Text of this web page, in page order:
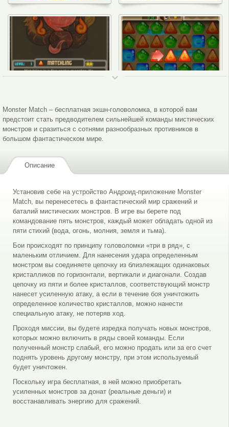
Monster Match – бесплатная экшн-головоломка, в которой вам
предстоит стать предводителем сильнейшей команды мистических
монстров и сразиться с сотнями разнообразных противников в
большом фантастическом мире.
Описание
Установив себе на устройство Андроид-приложение Monster
Match, вы перенесетесь в фантастический мир сражений и
баталий мистических монстров. В игре вы берете под
командование пять монстров, каждый может обладать одной из
пяти стихий (вода, огонь, молния, земля и тьма).
Бои происходят по принципу головоломки «три в ряд», с
маленьким отличием. Для нанесения удара определенным
монстром вы соединяете цепочку из близлежащих одинаковых
кристалликов по горизонтали, вертикали и диагонали. Создав
цепочку из пяти и более кристаллов, соответствующий монстр
нанесет усиленную атаку, а если в течение боя уничтожить
определенное количество кристаллов, можно нанести
специальную атаку, не потеряв ход.
Проходя миссии, вы будете изредка получать новых монстров,
которых можно включить в ряды своей команды. Если
полученный монстр слабый, его можно продать или за его счет
поднять уровень другому монстру, при этом используемый
будет уничтожен.
Поскольку игра бесплатная, в ней можно приобретать
усиленных монстров за донат (реальные деньги) и
восстанавливать энергию для сражений.